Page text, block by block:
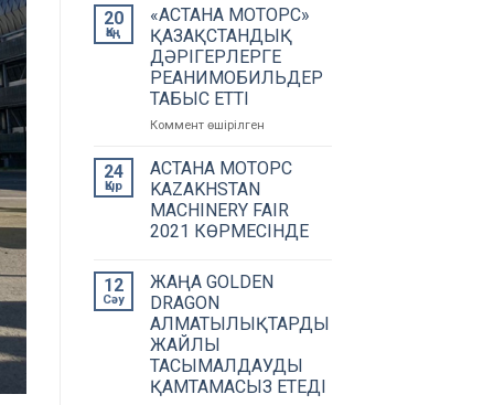
ПРЕМЬЕР-
МИНИСТРІ
ӘЛИХАН
СМАЙЫЛОВ
HYUNDAI
БОЛДЫ
20
Қаң
«АСТАНА МОТОРС»
ҚАЗАҚСТАНДЫҚ
ДӘРІГЕРЛЕРГЕ
РЕАНИМОБИЛЬДЕР
ТАБЫС ЕТТІ
Коммент өшірілген
МОТОРС»
ДӘРІГЕРЛЕРГЕ
РЕАНИМОБИЛЬДЕР
ТАБЫС
24
Қыр
АСТАНА МОТОРС
KAZAKHSTAN
MACHINERY FAIR
2021 КӨРМЕСІНДЕ
12
Сәу
ЖАҢА GOLDEN
DRAGON
АЛМАТЫЛЫҚТАРДЫ
ЖАЙЛЫ
ТАСЫМАЛДАУДЫ
ҚАМТАМАСЫЗ ЕТЕДІ